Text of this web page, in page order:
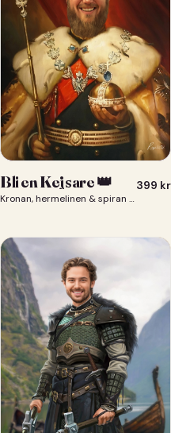
Bli en Kejsare 👑
Kronan, hermelinen & spiran — du som kejsare 👑
399 kr